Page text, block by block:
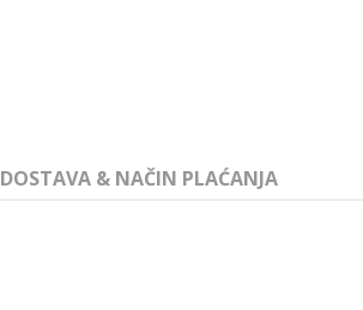
DOSTAVA & NAČIN PLAĆANJA